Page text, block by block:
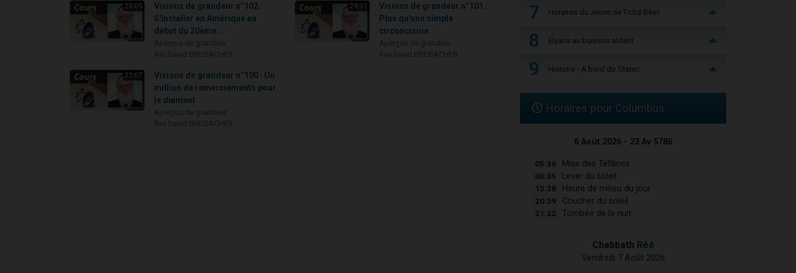
25:00
Visions de grandeur n°102 :
S'installer en Amérique au
début du 20ème...
24:31
Visions de grandeur n°101 :
Plus qu'une simple
circoncision
22:07
Visions de grandeur n°100 : Un
million de remerciements pour
le diamant
7 Horaires du Jeûne de Ticha Béav
8 Elyana au buisson ardent
9 Histoire - A bord du Titanic
Horaires pour Columbus
6 Août 2026 - 23 Av 5786
05:36 Mise des Téfilines
06:35 Lever du soleil
13:38 Heure de milieu du jour
20:39 Coucher du soleil
21:22 Tombée de la nuit
Chabbath Réé
Vendredi 7 Août 2026